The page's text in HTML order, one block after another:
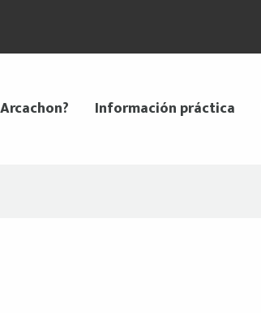
Información práctica